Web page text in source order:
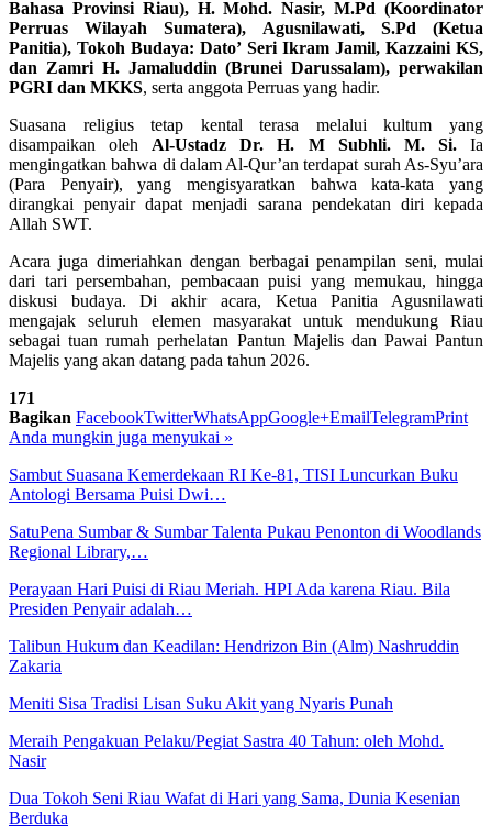
Bahasa Provinsi Riau), H. Mohd. Nasir, M.Pd (Koordinator
Perruas Wilayah Sumatera), Agusnilawati, S.Pd (Ketua
Panitia), Tokoh Budaya: Dato’ Seri Ikram Jamil, Kazzaini KS,
dan Zamri H. Jamaluddin (Brunei Darussalam), perwakilan
PGRI dan MKKS, serta anggota Perruas yang hadir.
Suasana religius tetap kental terasa melalui kultum yang
disampaikan oleh Al-Ustadz Dr. H. M Subhli. M. Si.Ia
mengingatkan bahwa di dalam Al-Qur’an terdapat surah As-Syu’ara
(Para Penyair), yang mengisyaratkan bahwa kata-kata yang
dirangkai penyair dapat menjadi sarana pendekatan diri kepada
Allah SWT.
Acara juga dimeriahkan dengan berbagai penampilan seni, mulai
dari tari persembahan, pembacaan puisi yang memukau, hingga
diskusi budaya. Di akhir acara, Ketua Panitia Agusnilawati
mengajak seluruh elemen masyarakat untuk mendukung Riau
sebagai tuan rumah perhelatan Pantun Majelis dan Pawai Pantun
Majelis yang akan datang pada tahun 2026.
171
Bagikan FacebookTwitterWhatsAppGoogle+EmailTelegramPrint
Anda mungkin juga menyukai »
Sambut Suasana Kemerdekaan RI Ke-81, TISI Luncurkan Buku
Antologi Bersama Puisi Dwi…
SatuPena Sumbar & Sumbar Talenta Pukau Penonton di Woodlands
Regional Library,…
Perayaan Hari Puisi di Riau Meriah. HPI Ada karena Riau. Bila
Presiden Penyair adalah…
Talibun Hukum dan Keadilan: Hendrizon Bin (Alm) Nashruddin
Zakaria
Meniti Sisa Tradisi Lisan Suku Akit yang Nyaris Punah
Meraih Pengakuan Pelaku/Pegiat Sastra 40 Tahun: oleh Mohd.
Nasir
Dua Tokoh Seni Riau Wafat di Hari yang Sama, Dunia Kesenian
Berduka